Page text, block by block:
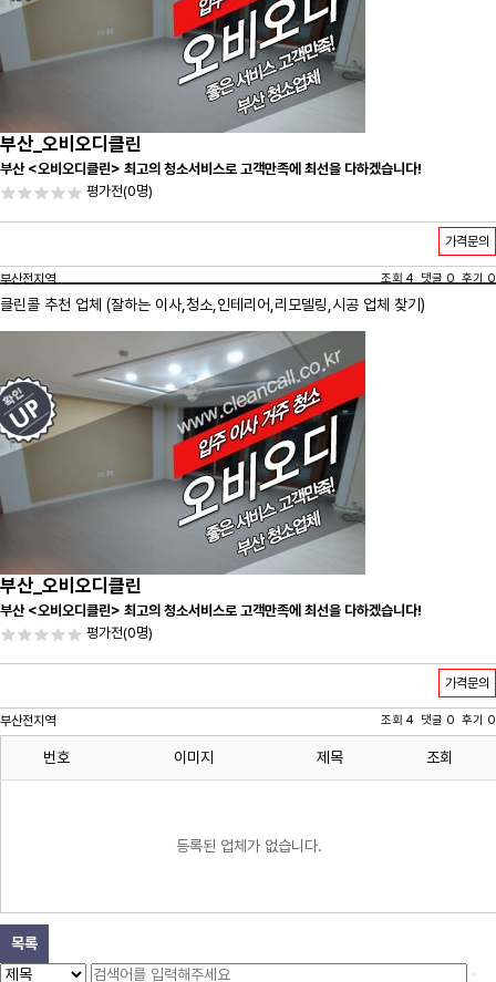
부산_오비오디클린
부산 <오비오디클린> 최고의 청소서비스로 고객만족에 최선을 다하겠습니다!
평가전(0명)
가격문의
부산전지역 조회 4 댓글 0 후기 0
클린콜 추천 업체 (잘하는 이사, 청소 ,인테리어,리모델링,시공 업체 찾기)
부산_오비오디클린
부산 <오비오디클린> 최고의 청소서비스로 고객만족에 최선을 다하겠습니다!
평가전(0명)
가격문의
부산전지역 조회 4 댓글 0 후기 0
번호 이미지 제목 조회
등록된 업체가 없습니다.
목록